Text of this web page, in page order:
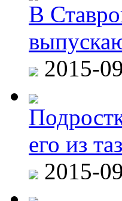
В
2015-
его из
2015-